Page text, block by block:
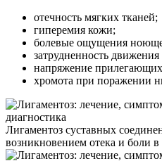
отечность мягких тканей;
гиперемия кожи;
болевые ощущения
затрудненность движения
напряжение
хромота при поражении
Лигаментоз суставных
возникновением отека и боли